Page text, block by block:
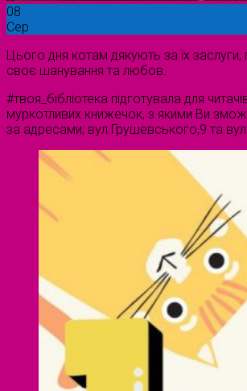
08
Сер
Цього дня котам дякують за їх заслуги,
своє шанування та любов.
#твоя_бібліотека підготувала для
муркотливих книжечок, з якими Ви
за адресами; вул.Грушевського,9 та